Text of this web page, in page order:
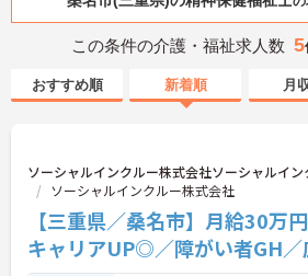
この条件の介護・福祉求人数 5
おすすめ順 新着順 月
ソーシャルインクルー株式会社ソーシャルイ
ソーシャルインクルー株式会社
【三重県／桑名市】月給30万
キャリアUP◎／障がい者GH／